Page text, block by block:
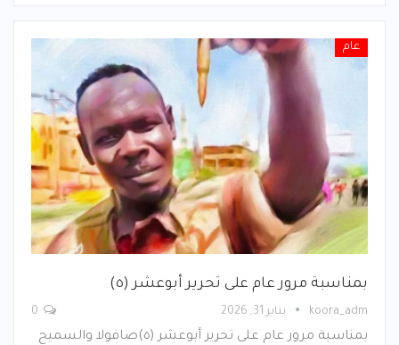
عام
بمناسبة مرور عام على تحرير أبوعشر (٥)
koora_adm يناير 31, 2026
بمناسبة مرور عام على تحرير أبوعشر (٥)صافولا والسميح